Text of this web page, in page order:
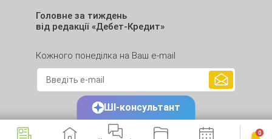
Головне за тиждень
від редакції «Дебет-Кредит»
Кожного понеділка на Ваш e-mail
0
ШІ-консультант